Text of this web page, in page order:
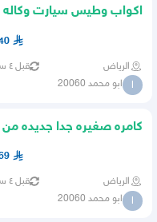
اكواب وطيس سيارت وكاله
الرياض قبل ٤ ساعات
ا ابو محمد 20060
الرياض قبل ٤ ساعات
ا ابو محمد 20060